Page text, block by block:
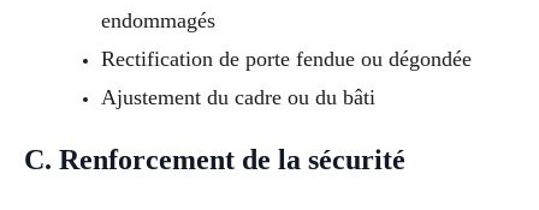
endommagés
Rectification de porte fendue ou dégondée
Ajustement du cadre ou du bâti
C. Renforcement de la sécurité